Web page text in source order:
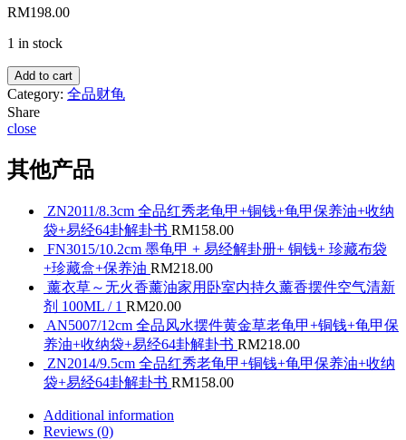
RM198.00
1 in stock
Add to cart
Category: 全品财龟
Share
close
其他产品
ZN2011/8.3cm 全品红秀老龟甲+铜钱+龟甲保养油+收纳
袋+易经64卦解卦书 RM158.00
FN3015/10.2cm 墨龟甲 + 易经解卦册+ 铜钱+ 珍藏布袋
+珍藏盒+保养油 RM218.00
薰衣草～无火香薰油家用卧室内持久薰香摆件空气清新
剂 100ML / 1 RM20.00
AN5007/12cm 全品风水摆件黄金草老龟甲+铜钱+龟甲保
养油+收纳袋+易经64卦解卦书 RM218.00
ZN2014/9.5cm 全品红秀老龟甲+铜钱+龟甲保养油+收纳
袋+易经64卦解卦书 RM158.00
Additional information
Reviews (0)